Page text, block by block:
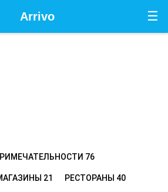
☰
Arrivo
76
21 РЕСТОРАНЫ 40